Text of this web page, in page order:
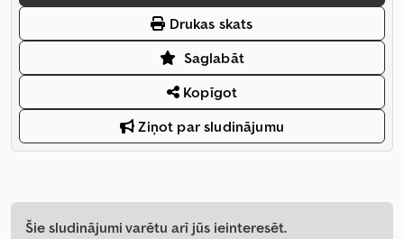
Drukas skats
Saglabāt
Kopīgot
Ziņot par sludinājumu
Šie sludinājumi varētu arī jūs ieinteresēt.